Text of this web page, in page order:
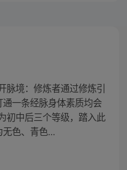
脉境：修炼者通过修炼引
一条经脉身体素质均会
初中后三个等级，踏入此
色、青色...